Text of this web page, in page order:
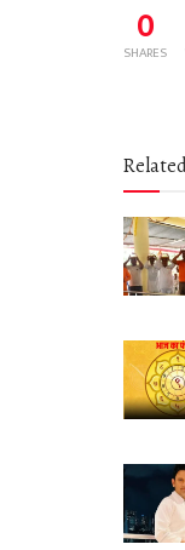
0
SHARES